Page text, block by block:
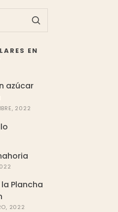
EN
azúcar
2022
Plancha
2022